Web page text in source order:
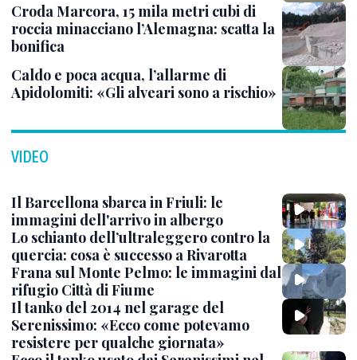
Croda Marcora, 15 mila metri cubi di
roccia minacciano l’Alemagna: scatta la
bonifica
Caldo e poca acqua, l’allarme di
Apidolomiti: «Gli alveari sono a rischio»
VIDEO
Il Barcellona sbarca in Friuli: le
immagini dell'arrivo in albergo
Lo schianto dell’ultraleggero contro la
quercia: cosa è successo a Rivarotta
Frana sul Monte Pelmo: le immagini dal
rifugio Città di Fiume
Il tanko del 2014 nel garage del
Serenissimo: «Ecco come potevamo
resistere per qualche giornata»